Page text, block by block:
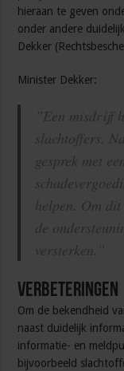
hieraan te geven
onder andere
Dekker
Minister Dekker:
”Een misdrijf
slachtoffers.
gesprek met
helpen. Om dit
de
versterken.”
Verbeteringen
Om de bekendheid
naast duidelijk
informatie- en
bijvoorbeeld